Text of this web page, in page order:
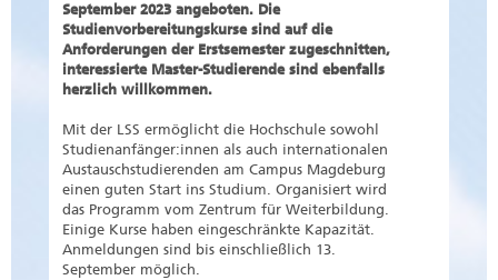
September 2023 angeboten. Die
Studienvorbereitungskurse sind auf die
Anforderungen der Erstsemester zugeschnitten,
interessierte Master-Studierende sind ebenfalls
herzlich willkommen.
Mit der LSS ermöglicht die Hochschule sowohl
Studienanfänger:innen als auch internationalen
Austauschstudierenden am Campus Magdeburg
einen guten Start ins Studium. Organisiert wird
das Programm vom Zentrum für Weiterbildung.
Einige Kurse haben eingeschränkte Kapazität.
Anmeldungen sind bis einschließlich 13.
September möglich.